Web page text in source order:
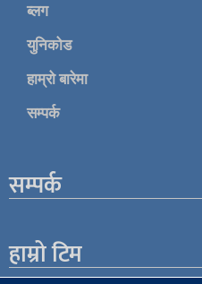
ब्लग
युनिकोड
हाम्रो बारेमा
सम्पर्क
सम्पर्क
हाम्रो टिम